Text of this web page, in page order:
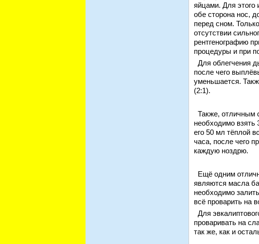
яйцами. Для этого
обе сторона нос,
перед сном.
отсутствии
рентгенографию
процедуры и при
Для облегчения
после чего
уменьшается.
(2:1).
Также, отличным
необходимо взять
его 50 мл тёплой
часа, после чего
каждую ноздрю.
Ещё одним
являются масла
необходимо
всё проварить на
Для
проваривать на
так же, как и